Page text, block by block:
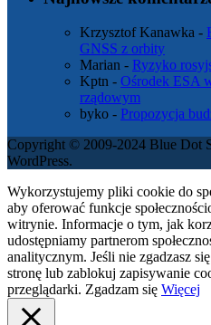
Krzysztof Kanawka -
GNSS z orbity
Marian - Ryzyko
Kptn - Ośrodek ESA
rządowym
byko - Propozycja
Copyright © 2009-2024 Blue Dot
WordPress.
Wykorzystujemy pliki cookie do
aby oferować funkcje
witrynie. Informacje o tym, jak
udostępniamy partnerom
analitycznym. Jeśli nie zgadzasz
stronę lub zablokuj zapisywanie
przeglądarki. Zgadzam się Więcej